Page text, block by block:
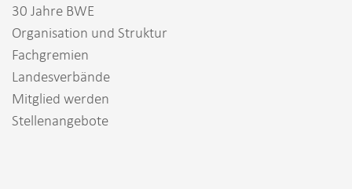
30 Jahre BWE
Organisation und Struktur
Fachgremien
Landesverbände
Mitglied werden
Stellenangebote